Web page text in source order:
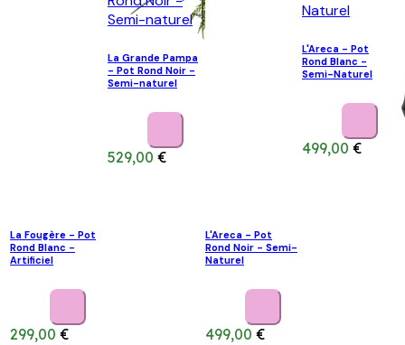
La Fougère - Pot
Rond Blanc -
Artificiel
299,00 €
La Grande Pampa
- Pot Rond Noir -
Semi-naturel
529,00 €
L'Areca - Pot
Rond Noir - Semi-
Naturel
499,00 €
L'Areca - Pot
Rond Blanc -
Semi-Naturel
499,00 €